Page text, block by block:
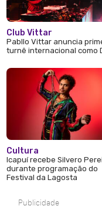
Club Vittar
Pabllo Vittar anuncia
turnê internacional como
Cultura
Icapuí recebe Silvero
durante programação do
Festival da Lagosta
Publicidade